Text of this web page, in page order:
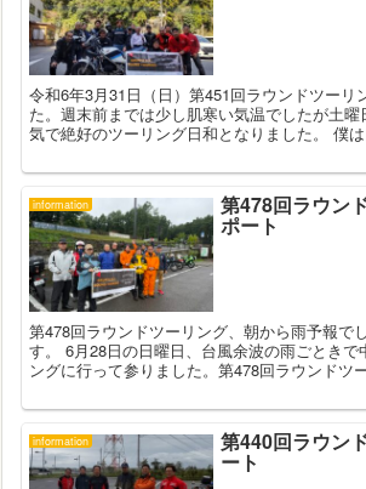
令和6年3月31日（日）第451回ラウンドツーリ
た。週末前までは少し肌寒い気温でしたが土
気で絶好のツーリング日和となりました。 僕
information 第478回ラウン
ポート
第478回ラウンドツーリング、朝から雨予報で
す。 6月28日の日曜日、台風余波の雨ごときで
ングに行って参りました。第478回ラウンドツ
information 第440回ラウン
ート